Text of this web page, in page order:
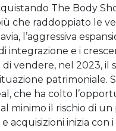
The Body
che raddoppiato le
l’aggressiva
integrazione e i
vendere, nel 2023, il
patrimoniale.
che ha colto
minimo il rischio di un
acquisizioni inizia con